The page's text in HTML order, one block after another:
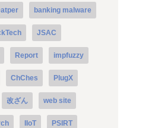
banking malware
JSAC
Report impfuzzy
ChChes PlugX
改ざん web site
IIoT PSIRT